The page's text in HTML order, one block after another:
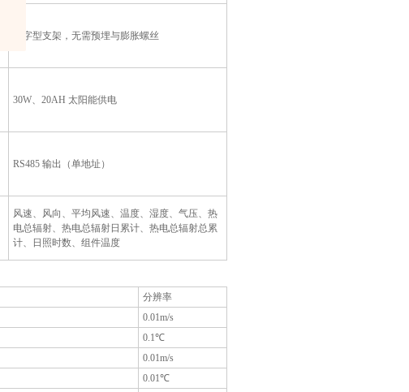
工字型支架，无需预埋与膨胀螺丝
30W、20AH 太阳能供电
RS485 输出（单地址）
风速、风向、平均风速、温度、湿度、气压、热
电总辐射、热电总辐射日累计、热电总辐射总累
计、日照时数、组件温度
分辨率
0.01m/s
0.1℃
0.01m/s
0.01℃